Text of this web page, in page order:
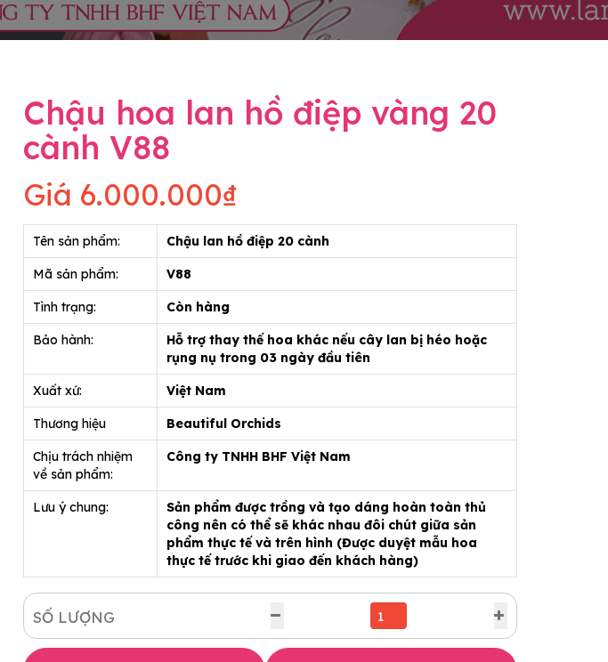
Chậu hoa lan hồ điệp vàng 20
cành V88
Giá 6.000.000₫
Tên sản phẩm: Chậu lan hồ điệp 20 cành
Mã sản phẩm: V88
Tình trạng: Còn hàng
Bảo hành:
Hỗ trợ thay thế hoa khác nếu cây lan bị héo hoặc
rụng nụ trong 03 ngày đầu tiên
Xuất xứ: Việt Nam
Thương hiệu Beautiful Orchids
Chịu trách nhiệm
về sản phẩm:
Công ty TNHH BHF Việt Nam
Lưu ý chung:
Sản phẩm được trồng và tạo dáng hoàn toàn thủ
công nên có thể sẽ khác nhau đôi chút giữa sản
phẩm thực tế và trên hình (Được duyệt mẫu hoa
thực tế trước khi giao đến khách hàng)
SỐ LƯỢNG